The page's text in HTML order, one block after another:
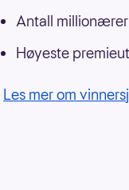
Antall
Høyeste
Les mer om